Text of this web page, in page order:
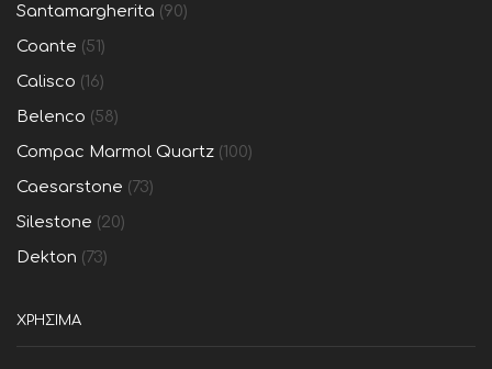
Santamargherita (90)
Coante (51)
Calisco (16)
Belenco (58)
Compac Marmol Quartz (100)
Caesarstone (73)
Silestone (20)
Dekton (73)
ΧΡΗΣΙΜΑ